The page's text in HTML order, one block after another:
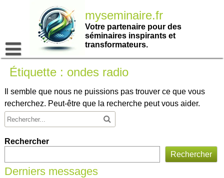
myseminaire.fr
Votre partenaire pour des
séminaires inspirants et
transformateurs.
Étiquette : ondes radio
Il semble que nous ne puissions pas trouver ce que vous
recherchez. Peut-être que la recherche peut vous aider.
Rechercher
Rechercher
Derniers messages